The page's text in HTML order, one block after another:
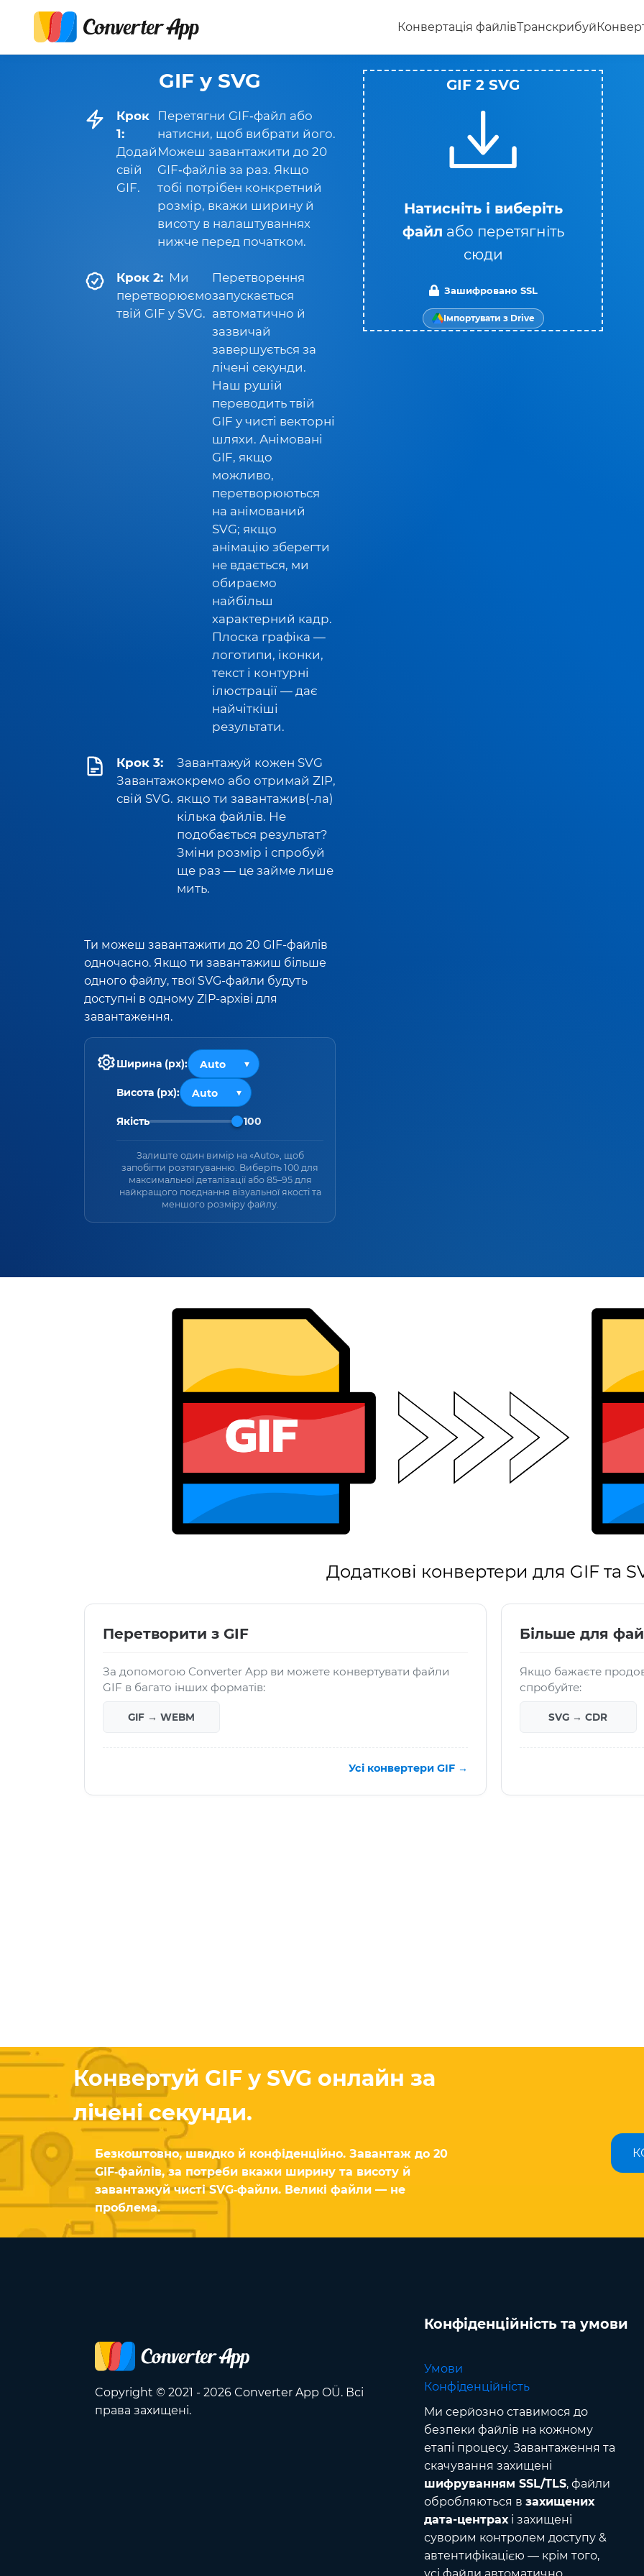
Конвертація файлівТранскрибуй
GIF у SVG
Крок
1:
Додай
свій
GIF.
Перетягни GIF‑файл або
натисни, щоб вибрати його.
Можеш завантажити до 20
GIF‑файлів за раз. Якщо
тобі потрібен конкретний
розмір, вкажи ширину й
висоту в налаштуваннях
нижче перед початком.
Крок 2: Ми
перетворюємо
твій GIF у SVG.
Перетворення
запускається
автоматично й
зазвичай
завершується за
лічені секунди.
Наш рушій
переводить твій
GIF у чисті векторні
шляхи. Анімовані
GIF, якщо
можливо,
перетворюються
на анімований
SVG; якщо
анімацію зберегти
не вдається, ми
обираємо
найбільш
характерний кадр.
Плоска графіка —
логотипи, іконки,
текст і контурні
ілюстрації — дає
найчіткіші
результати.
Крок 3:
Завантаж
свій SVG.
Завантажуй кожен SVG
окремо або отримай ZIP,
якщо ти завантажив(-ла)
кілька файлів. Не
подобається результат?
Зміни розмір і спробуй
ще раз — це займе лише
мить.
Ти можеш завантажити до 20 GIF-файлів
одночасно. Якщо ти завантажиш більше
одного файлу, твої SVG-файли будуть
доступні в одному ZIP-архіві для
завантаження.
Ширина (px):
Висота (px):
Якість 100
Залиште один вимір на «Auto», щоб
запобігти розтягуванню. Виберіть 100 для
максимальної деталізації або 85–95 для
найкращого поєднання візуальної якості та
меншого розміру файлу.
GIF 2 SVG
Натисніть і виберіть
файл або перетягніть
сюди
Зашифровано SSL
Імпортувати з Drive
Додаткові конвертери для GIF та
Перетворити з GIF
За допомогою Converter App ви можете конвертувати файли
GIF в багато інших форматів:
GIF → WEBM
Усі конвертери GIF →
Більше для
Якщо бажаєте
спробуйте:
SVG → CDR
Конвертуй GIF у SVG онлайн за
лічені секунди.
Безкоштовно, швидко й конфіденційно. Завантаж до 20
GIF‑файлів, за потреби вкажи ширину та висоту й
завантажуй чисті SVG‑файли. Великі файли — не
проблема.
Copyright © 2021 - 2026 Converter App OÜ. Всі
права захищені.
Конфіденційність та умови
Умови
Конфіденційність
Ми серйозно ставимося до
безпеки файлів на кожному
етапі процесу. Завантаження та
скачування захищені
шифруванням SSL/TLS, файли
обробляються в захищених
дата-центрахі захищені
суворим контролем доступу &
автентифікацією — крім того,